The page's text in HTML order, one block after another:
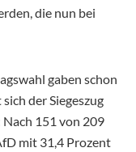
die nun bei
gaben schon
der Siegeszug
151 von 209
mit 31,4 Prozent